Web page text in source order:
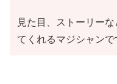
見た目、ストーリー
てくれるマジシャンで